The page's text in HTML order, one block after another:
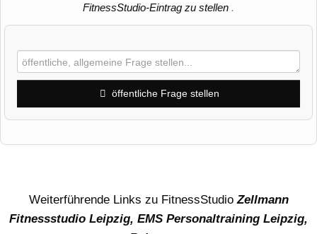
FitnessStudio-Eintrag zu stellen .
öffentliche Frage stellen
Weiterführende Links zu FitnessStudioZellmann
Fitnessstudio Leipzig, EMS Personaltraining Leipzig,